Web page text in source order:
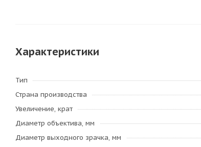
Характеристики
Тип
Страна производства
Увеличение, крат
Диаметр объектива, мм
Диаметр выходного зрачка, мм